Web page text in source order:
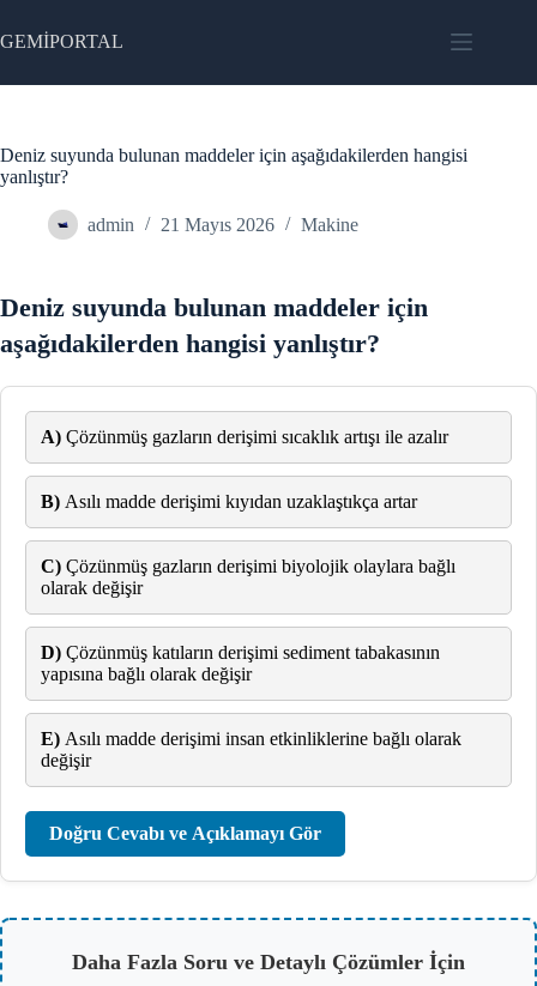
to
content
GEMİPORTAL
Deniz suyunda bulunan maddeler için aşağıdakilerden hangisi
yanlıştır?
admin 21 Mayıs 2026 Makine
Deniz suyunda bulunan maddeler için
aşağıdakilerden hangisi yanlıştır?
A) Çözünmüş gazların derişimi sıcaklık artışı ile azalır
B) Asılı madde derişimi kıyıdan uzaklaştıkça artar
C) Çözünmüş gazların derişimi biyolojik olaylara bağlı
olarak değişir
D) Çözünmüş katıların derişimi sediment tabakasının
yapısına bağlı olarak değişir
E) Asılı madde derişimi insan etkinliklerine bağlı olarak
değişir
Doğru Cevabı ve Açıklamayı Gör
Daha Fazla Soru ve Detaylı Çözümler İçin